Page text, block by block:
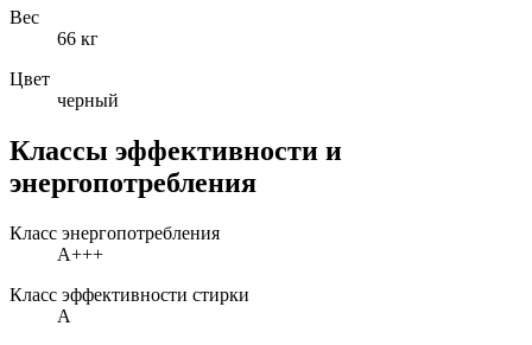
Вес
66 кг
Цвет
черный
Классы эффективности и
энергопотребления
Класс энергопотребления
A+++
Класс эффективности стирки
A